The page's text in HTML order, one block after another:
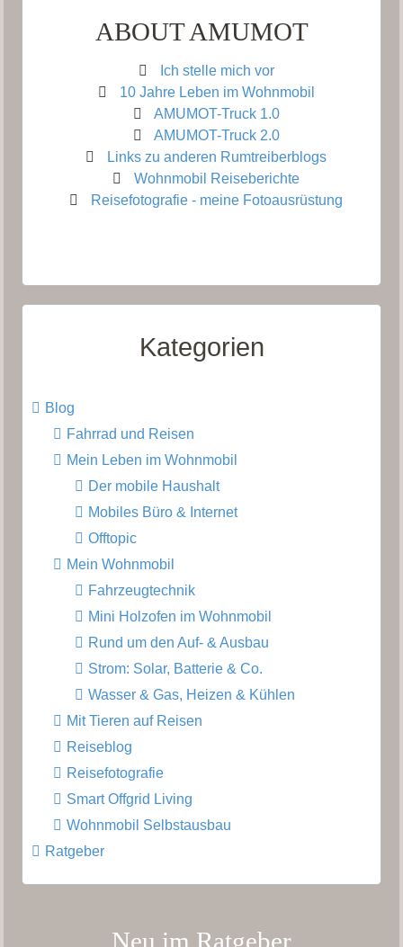
ABOUT AMUMOT
Ich stelle mich vor
10 Jahre Leben im Wohnmobil
AMUMOT-Truck 1.0
AMUMOT-Truck 2.0
Links zu anderen Rumtreiberblogs
Wohnmobil Reiseberichte
Reisefotografie - meine Fotoausrüstung
Kategorien
Blog
Fahrrad und Reisen
Mein Leben im Wohnmobil
Der mobile Haushalt
Mobiles Büro & Internet
Offtopic
Mein Wohnmobil
Fahrzeugtechnik
Mini Holzofen im Wohnmobil
Rund um den Auf- & Ausbau
Strom: Solar, Batterie & Co.
Wasser & Gas, Heizen & Kühlen
Mit Tieren auf Reisen
Reiseblog
Reisefotografie
Smart Offgrid Living
Wohnmobil Selbstausbau
Ratgeber
Neu im Ratgeber